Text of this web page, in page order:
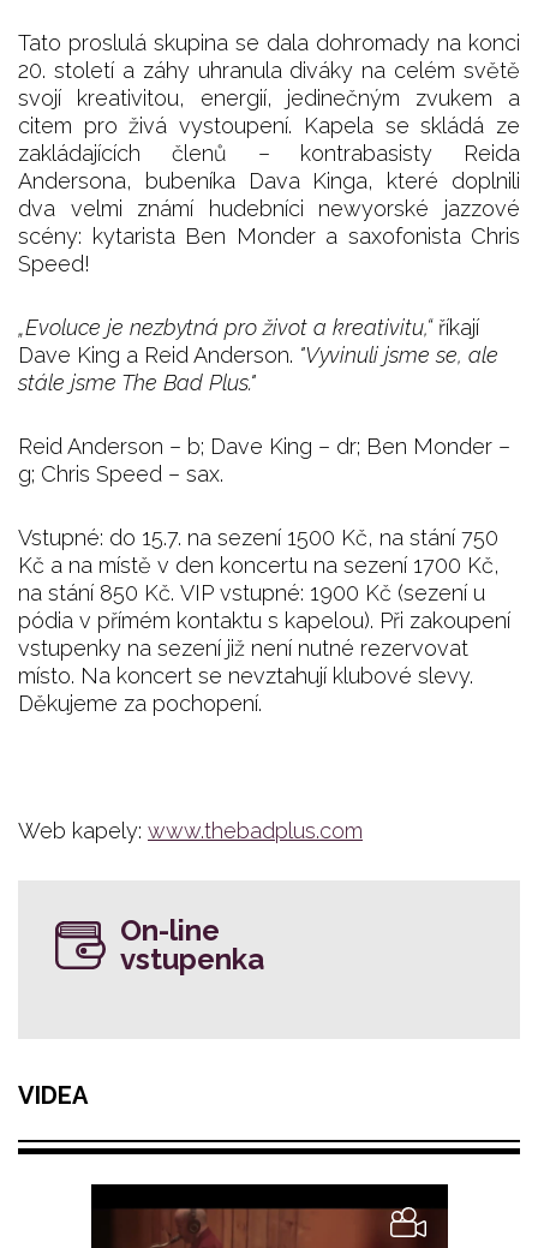
Tato proslulá skupina se dala dohromady na konci
20. století a záhy uhranula diváky na celém světě
svojí kreativitou, energií, jedinečným zvukem a
citem pro živá vystoupení. Kapela se skládá ze
zakládajících členů – kontrabasisty Reida
Andersona, bubeníka Dava Kinga, které doplnili
dva velmi známí hudebníci newyorské jazzové
scény: kytarista Ben Monder a saxofonista Chris
Speed!
„Evoluce je nezbytná pro život a kreativitu,“říkají
Dave King a Reid Anderson. "Vyvinuli jsme se, ale
stále jsme The Bad Plus."
Reid Anderson – b; Dave King – dr; Ben Monder –
g; Chris Speed – sax.
Vstupné: do 15.7. na sezení 1500 Kč, na stání 750
Kč a na místě v den koncertu na sezení 1700 Kč,
na stání 850 Kč. VIP vstupné: 1900 Kč (sezení u
pódia v přímém kontaktu s kapelou). Při zakoupení
vstupenky na sezení již není nutné rezervovat
místo. Na koncert se nevztahují klubové slevy.
Děkujeme za pochopení.
Web kapely: www.thebadplus.com
On-line
vstupenka
VIDEA